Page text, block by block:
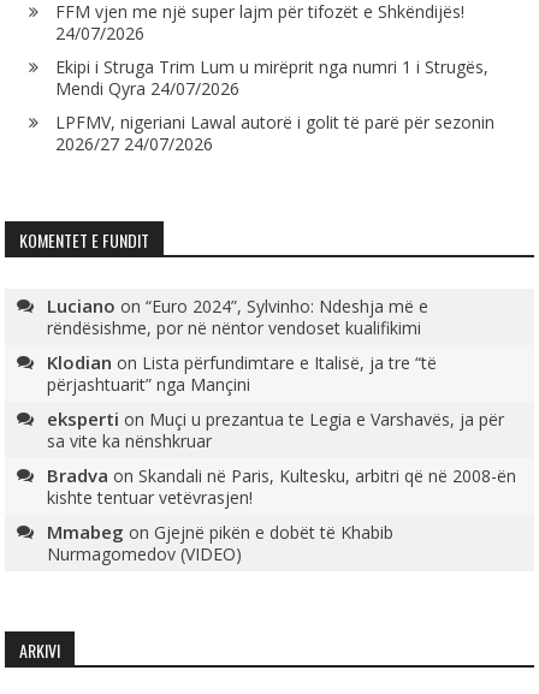
FFM vjen me një super lajm për tifozët e Shkëndijës!
24/07/2026
Ekipi i Struga Trim Lum u mirëprit nga numri 1 i Strugës,
Mendi Qyra 24/07/2026
LPFMV, nigeriani Lawal autorë i golit të parë për sezonin
2026/27 24/07/2026
KOMENTET E FUNDIT
Luciano on“Euro 2024”, Sylvinho: Ndeshja më e
rëndësishme, por në nëntor vendoset kualifikimi
Klodian on Lista përfundimtare e Italisë, ja tre “të
përjashtuarit” nga Mançini
eksperti on Muçi u prezantua te Legia e Varshavës, ja për
sa vite ka nënshkruar
Bradva onSkandali në Paris, Kultesku, arbitri që në 2008-ën
kishte tentuar vetëvrasjen!
Mmabeg onGjejnë pikën e dobët të Khabib
Nurmagomedov (VIDEO)
ARKIVI